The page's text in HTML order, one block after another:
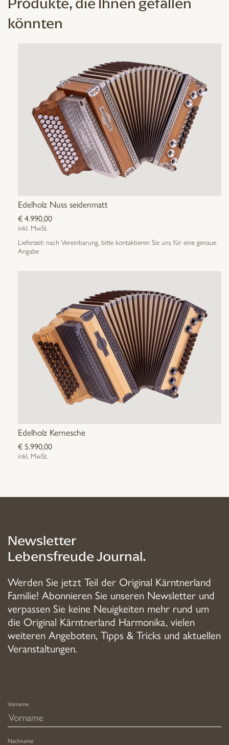
könnten
Edelholz Nuss seidenmatt
€4.990,00
inkl. MwSt.
Lieferzeit: nach Vereinbarung, bitte kontaktieren Sie uns für eine genaue
Angabe
Edelholz Kernesche
€5.990,00
inkl. MwSt.
Newsletter
Lebensfreude Journal.
Werden Sie jetzt Teil der Original Kärntnerland
Familie! Abonnieren Sie unseren Newsletter und
verpassen Sie keine Neuigkeiten mehr rund um
die Original Kärntnerland Harmonika, vielen
weiteren Angeboten, Tipps & Tricks und aktuellen
Veranstaltungen.
Vorname
Nachname